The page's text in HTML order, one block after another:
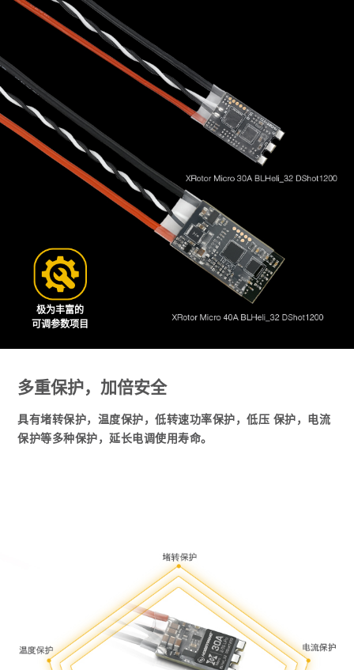
极为丰富的
可调参数项目
多重保护，加倍安全
具有堵转保护，温度保护，低转速功率保护，低压 保护，电流
保护等多种保护，延长电调使用寿命。